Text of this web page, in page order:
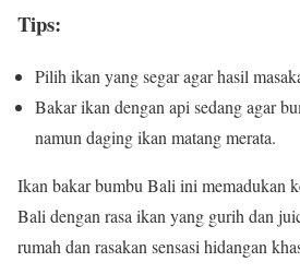
Tips:
Pilih ikan yang segar agar hasil
Bakar ikan dengan api sedang agar
namun daging ikan matang merata.
Ikan bakar bumbu Bali ini memadukan
Bali dengan rasa ikan yang gurih dan
rumah dan rasakan sensasi hidangan